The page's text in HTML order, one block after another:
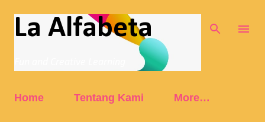
Skip to main content
La Alfabeta
Home Tentang Kami More…